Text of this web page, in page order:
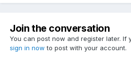
Join the conversation
You can post now and register later. If
sign in now to post with your account.